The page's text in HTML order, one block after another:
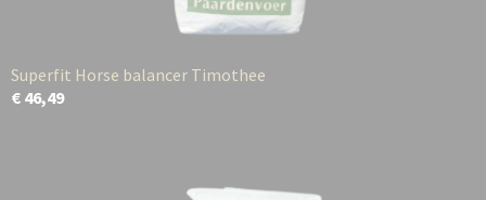
Superfit Horse balancer Timothee
€ 46,49